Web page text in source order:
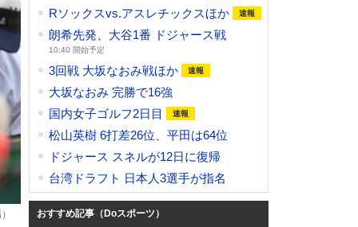
Rソックスvs.アスレチックスほか
朗希先発、大谷1番 ドジャース戦
10:40 開始予定
3回戦 大坂なおみ戦ほか
大坂なおみ 完勝で16強
国内女子ゴルフ2日目
松山英樹 6打差26位、平田は64位
ドジャース スネルが12日に復帰
台湾ドラフト 日本人3選手が指名
おすすめ記事（Doスポーツ）